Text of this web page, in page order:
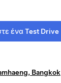
ένα Test Drive
Bangkok